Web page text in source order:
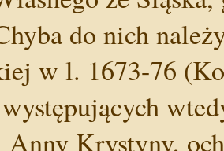
do nich
w l. 1673-76
Anny Krystyny,